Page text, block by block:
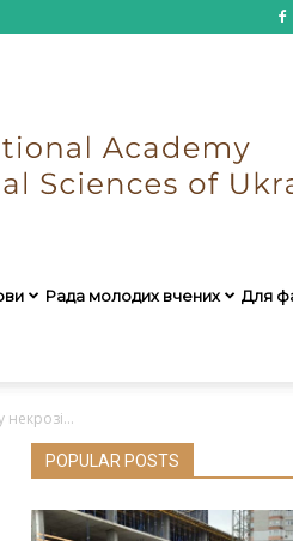
Рада молодих вчених Для
некрозі...
POPULAR POSTS